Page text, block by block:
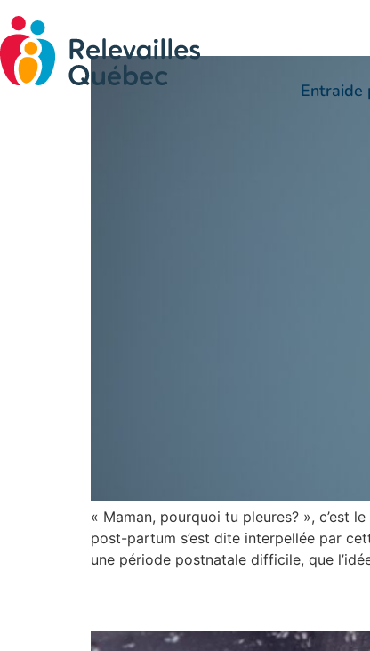
Entraide
« Maman, pourquoi tu pleures? », c’est
post-partum s’est dite interpellée par
une période postnatale difficile, que